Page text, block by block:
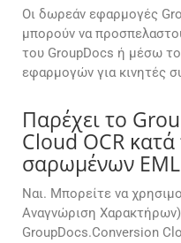
Οι δωρεάν εφαρμογές
μπορούν να
του GroupDocs ή μέσω
εφαρμογών για κινητές
Παρέχει το
Cloud OCR
σαρωμένων
Ναι. Μπορείτε να
Αναγνώριση Χαρακτήρων)
GroupDocs.Conversion